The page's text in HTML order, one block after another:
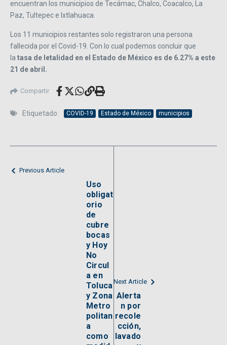
encuentran los municipios de Tecámac, Chalco, Coacalco, La
Paz, Tultepec e Ixtlahuaca.
Los 11 municipios restantes solo registraron una persona
fallecida por el Covid-19. Con lo cual podemos concluir que
la tasa de letalidad en el Estado de México es de 6.27% a este
21 de abril.
Compartir
Etiquetado: COVID-19 Estado de México municipios
Previous Article
Uso
obligat
orio
de
cubre
bocas
y Hoy
No
Circul
a en
Toluca
y Zona
Metro
politan
a
como
Next Article
Alerta
n por
recole
cción,
lavado